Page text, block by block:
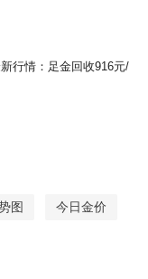
行情：足金回收916元/
图 今日金价